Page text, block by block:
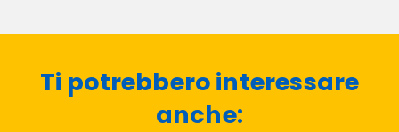
Ti potrebbero interessare
anche: